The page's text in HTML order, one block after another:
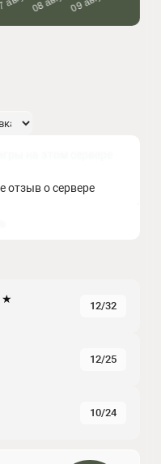
отзыв о сервере
★
12/32
12/25
10/24